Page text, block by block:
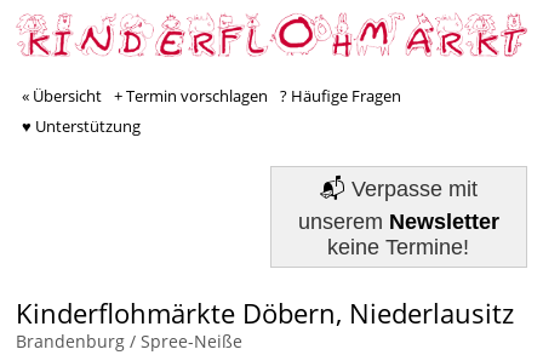
« Übersicht + Termin vorschlagen
? Häufige Fragen
♥ Unterstützung
📬 Verpasse mit
unserem Newsletter
keine Termine!
Kinderflohmärkte Döbern, Niederlausitz
Brandenburg /Spree-Neiße